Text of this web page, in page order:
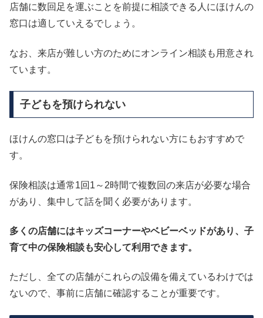
店舗に数回足を運ぶことを前提に相談できる人にほけんの
窓口は適していえるでしょう。
なお、来店が難しい方のためにオンライン相談も用意され
ています。
子どもを預けられない
ほけんの窓口は子どもを預けられない方にもおすすめで
す。
保険相談は通常1回1～2時間で複数回の来店が必要な場合
があり、集中して話を聞く必要があります。
多くの店舗にはキッズコーナーやベビーベッドがあり、子
育て中の保険相談も安心して利用できます。
ただし、全ての店舗がこれらの設備を備えているわけでは
ないので、事前に店舗に確認することが重要です。